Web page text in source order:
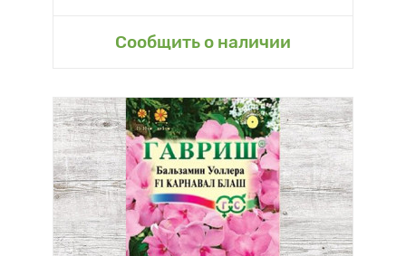
Сообщить о наличии